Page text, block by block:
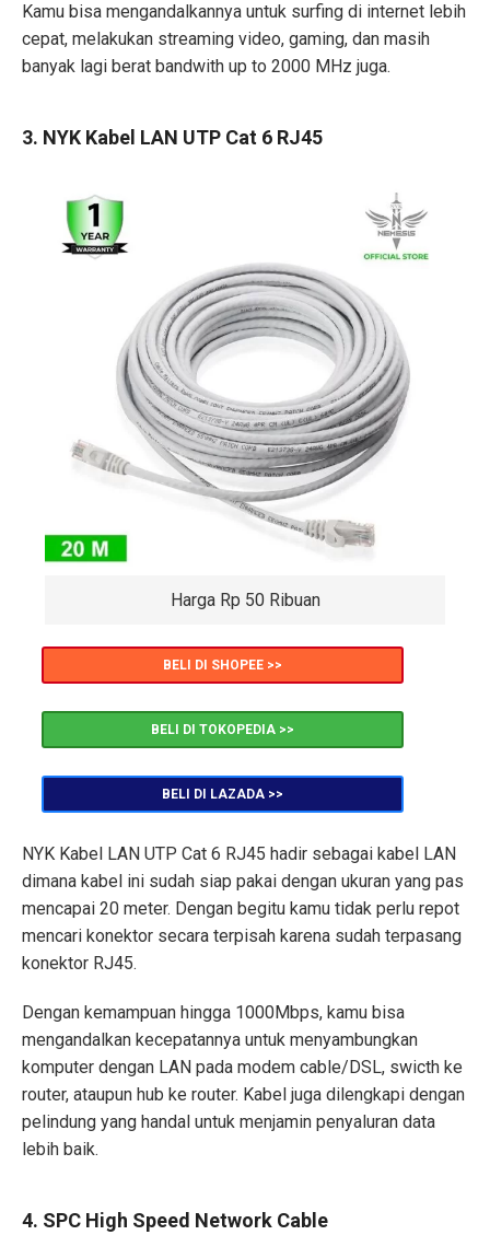
Kamu bisa mengandalkannya untuk surfing di internet lebih
cepat, melakukan streaming video, gaming, dan masih
banyak lagi berat bandwith up to 2000 MHz juga.
3. NYK Kabel LAN UTP Cat 6 RJ45
Harga Rp 50 Ribuan
BELI DI SHOPEE >>
BELI DI TOKOPEDIA >>
BELI DI LAZADA >>
NYK Kabel LAN UTP Cat 6 RJ45 hadir sebagai kabel LAN
dimana kabel ini sudah siap pakai dengan ukuran yang pas
mencapai 20 meter. Dengan begitu kamu tidak perlu repot
mencari konektor secara terpisah karena sudah terpasang
konektor RJ45.
Dengan kemampuan hingga 1000Mbps, kamu bisa
mengandalkan kecepatannya untuk menyambungkan
komputer dengan LAN pada modem cable/DSL, swicth ke
router, ataupun hub ke router. Kabel juga dilengkapi dengan
pelindung yang handal untuk menjamin penyaluran data
lebih baik.
4. SPC High Speed Network Cable